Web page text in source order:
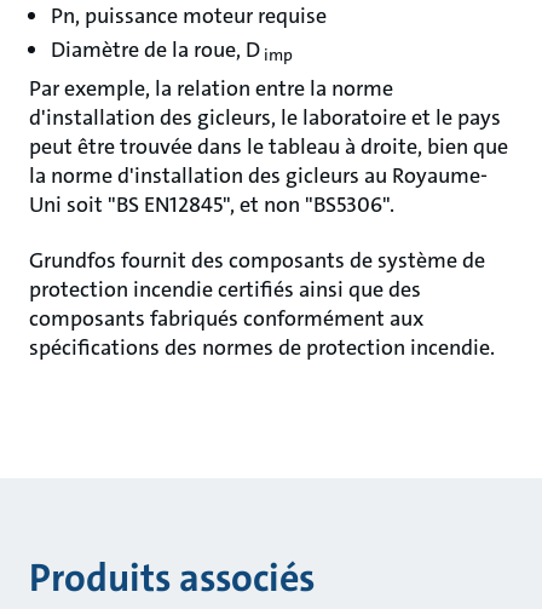
Pn, puissance moteur requise
Diamètre de la roue, D imp
Par exemple, la relation entre la norme
d'installation des gicleurs, le laboratoire et le pays
peut être trouvée dans le tableau à droite, bien que
la norme d'installation des gicleurs au Royaume-
Uni soit "BS EN12845", et non "BS5306".
Grundfos fournit des composants de système de
protection incendie certifiés ainsi que des
composants fabriqués conformément aux
spécifications des normes de protection incendie.
Produits associés